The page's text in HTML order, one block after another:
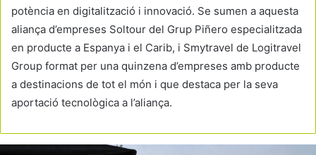
potència en digitalització i innovació. Se sumen a aquesta
aliança d’empreses Soltour del Grup Piñero especialitzada
en producte a Espanya i el Carib, i Smytravel de Logitravel
Group format per una quinzena d’empreses amb producte
a destinacions de tot el món i que destaca per la seva
aportació tecnològica a l’aliança.